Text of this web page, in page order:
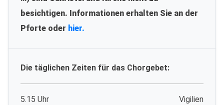
besichtigen. Informationen erhalten Sie an der
Pforte oder hier.
Die täglichen Zeiten für das Chorgebet:
5.15 Uhr Vigilien